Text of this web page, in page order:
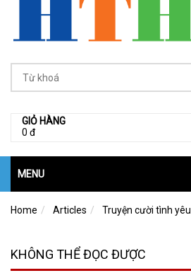
GIỎ HÀNG
0 đ
MENU
Home Articles Truyện cười tình yêu
KHÔNG THỂ ĐỌC ĐƯỢC